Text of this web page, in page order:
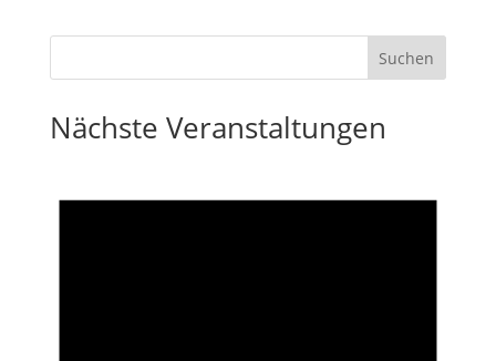
Nächste Veranstaltungen